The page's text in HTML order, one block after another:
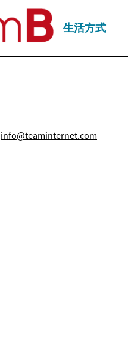
生活方式
info@teaminternet.com